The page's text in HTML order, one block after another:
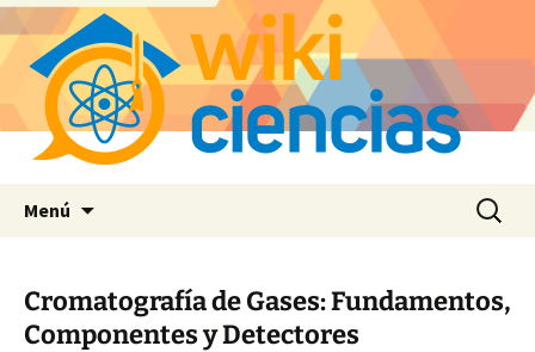
Menú Buscar:
Cromatografía de Gases: Fundamentos,
Componentes y Detectores